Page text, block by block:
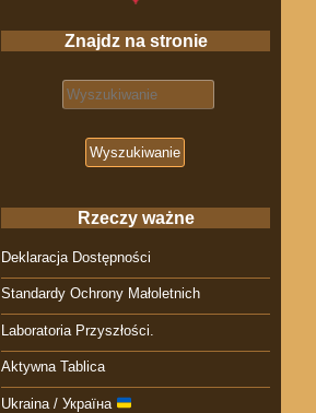
Znajdz na stronie
Search for:
Rzeczy ważne
Deklaracja Dostępności
Standardy Ochrony Małoletnich
Laboratoria Przyszłości.
Aktywna Tablica
Ukraina / Україна